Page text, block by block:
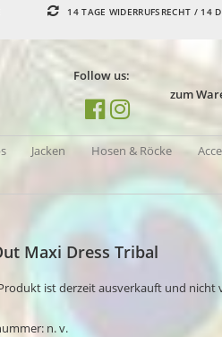
14 TAGE WIDERRUFSRECHT / 14
Follow us:
zum
Jacken Hosen & Röcke
Maxi Dress Tribal
ist derzeit ausverkauft und nicht
n. v.